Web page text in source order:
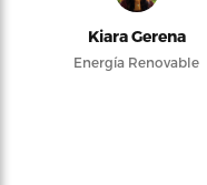
Kiara Gerena
Energía Renovable